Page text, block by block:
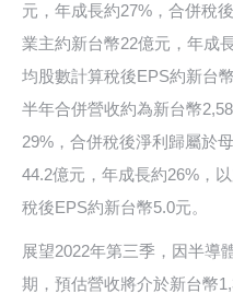
元，年成長約27%，合併稅
業主約新台幣22億元，年成
均股數計算稅後EPS約新台
半年合併營收約為新台幣
29%，合併稅後淨利歸屬於
44.2億元，年成長約26%，
稅後EPS約新台幣5.0元。
展望2022年第三季，因半導
期，預估營收將介於新台幣